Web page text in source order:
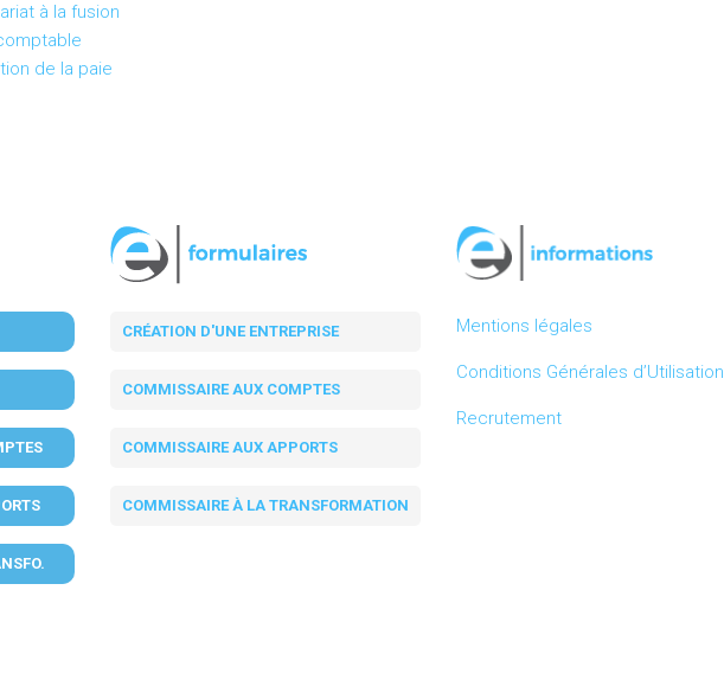
à la fusion
de la paie
CRÉATION D'UNE ENTREPRISE
COMMISSAIRE AUX COMPTES
COMMISSAIRE AUX APPORTS
COMMISSAIRE À LA TRANSFORMATION
Mentions légales
Conditions Générales d’Utilisation
Recrutement